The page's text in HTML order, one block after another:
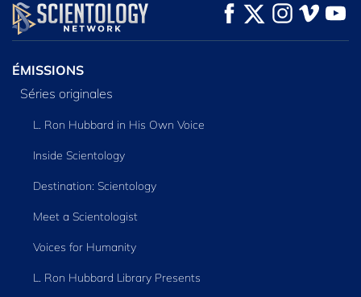
REGARDER REGARDER
DÉCOUVRIR LES
SÉRIES
ÉMISSIONS
Séries originales
L. Ron Hubbard in His Own Voice
Inside Scientology
Destination: Scientology
Meet a Scientologist
Voices for Humanity
L. Ron Hubbard Library Presents